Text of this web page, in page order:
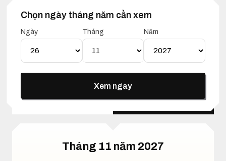
Chọn ngày tháng năm cần xem
Ngày Tháng Năm
Xem ngay
1. Xem ngày tốt xấu 26 tháng 11 năm 2027
Lịch Vạn Niên 26 Tháng 11
Năm 2027
Lịch dương Lịch âm
Tháng 11 năm 2027